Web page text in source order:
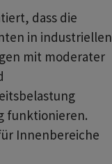
dass die
in industriellen
mit moderater
funktionieren.
Innenbereiche